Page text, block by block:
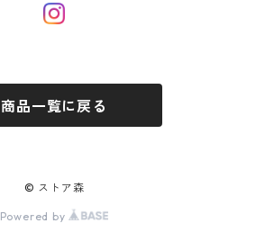
商品一覧に戻る
© ストア森
Powered by